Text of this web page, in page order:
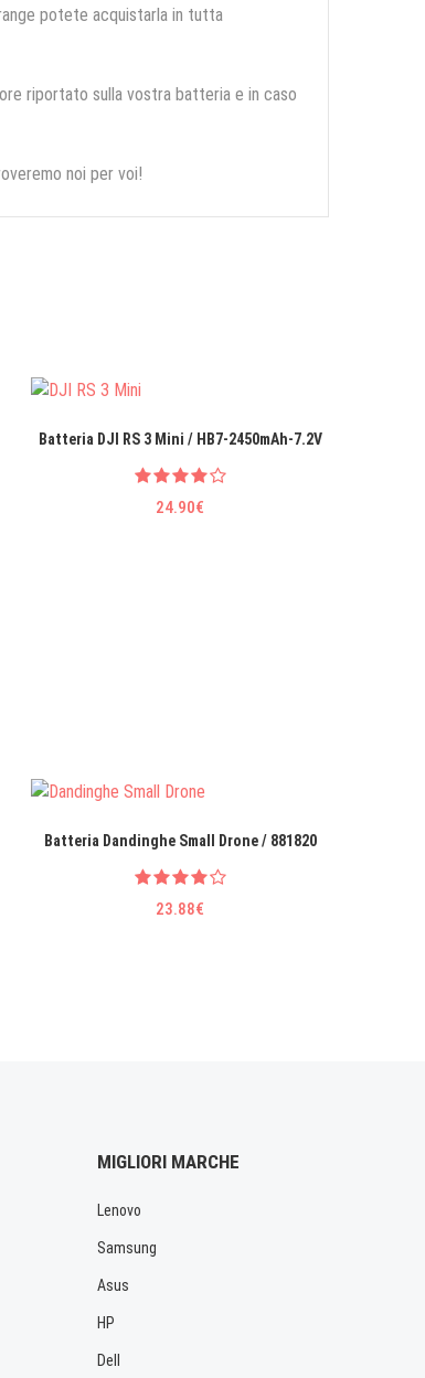
potete acquistarla in tutta
riportato sulla vostra batteria e in caso
noi per voi!
Batteria DJI RS 3 Mini / HB7-2450mAh-7.2V
24.90€
Batteria Dandinghe Small Drone / 881820
23.88€
MIGLIORI MARCHE
Lenovo
Samsung
Asus
HP
Dell